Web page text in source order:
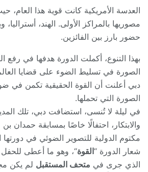
العدسة الأمريكية كانت قوية هذا
مصوريها بالمراكز الأولى. الهند، أستراليا،
حضور بارز بين الفائزين.
بهذا التنوع، أكملت الدورة هدفها في رفع
الصورة في تسليط الضوء على قضايا
دبي أعلنت أن القوة الحقيقية تكمن في
الصورة التي تحملها.
في ليلة لا تُنسى، استضافت دبي، تلك
والابتكار، احتفالًا خاصًا بمسابقة حمدان
مكتوم الدولية للتصوير الضوئي في
شعار الدورة “القوة“، وهو ما أعطى
الذي جرى في متحف المستقبل لم يكن